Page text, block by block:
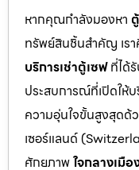
หากคุณกำลังมองหา
ทรัพย์สินชิ้นสำคัญ เรา
บริการเช่าตู้เซฟที่ได้รั
ประสบการณ์ที่เปิดให้
ความอุ่นใจขั้นสูงสุดด้
เซอร์แลนด์
ศักยภาพใจกลางเมื